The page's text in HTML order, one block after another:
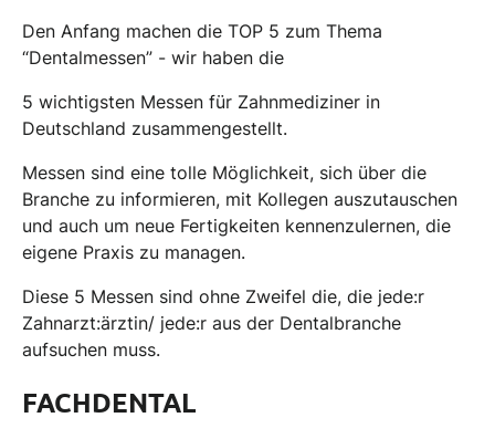
Den Anfang machen die TOP 5 zum Thema
“Dentalmessen” - wir haben die
5 wichtigsten Messen für Zahnmediziner in
Deutschland zusammengestellt.
Messen sind eine tolle Möglichkeit, sich über die
Branche zu informieren, mit Kollegen auszutauschen
und auch um neue Fertigkeiten kennenzulernen, die
eigene Praxis zu managen.
Diese 5 Messen sind ohne Zweifel die, die jede:r
Zahnarzt:ärztin/ jede:r aus der Dentalbranche
aufsuchen muss.
FACHDENTAL